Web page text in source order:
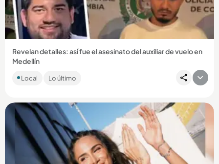
Compartir Noticia
Revelan detalles: así fue el asesinato del auxiliar de vuelo en
Medellín
El cuerpo de Eric Fernando Gutiérrez Molina fue encontrado
en Jericó, Suroeste antioqueño....
Local Lo último
Compartir Noticia